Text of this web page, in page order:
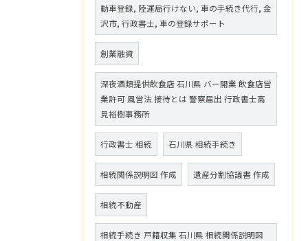
動車登録, 陸運局行けない, 車の手続き代行, 金
沢市, 行政書士, 車の登録サポート
創業融資
深夜酒類提供飲食店 石川県 バー開業 飲食店営
業許可 風営法 接待とは 警察届出 行政書士高
見裕樹事務所
行政書士 相続 石川県 相続手続き
相続関係説明図 作成 遺産分割協議書 作成
相続不動産
相続手続き 戸籍収集 石川県 相続関係説明図